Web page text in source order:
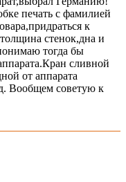
печать с фамилией
к
стенок,дна и
тогда бы
сливной
от аппарата
Вообщем советую к